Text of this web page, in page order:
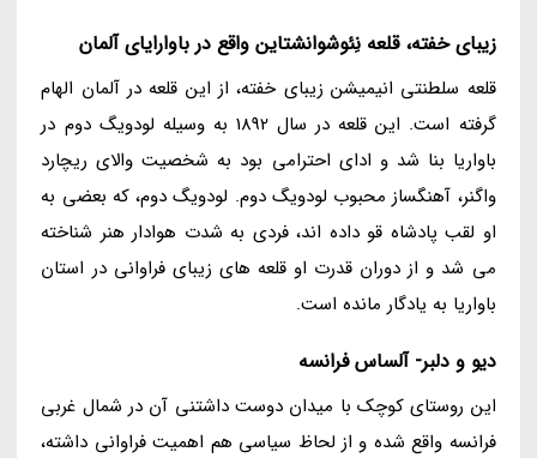
زیبای خفته، قلعه نِئوشوانشتاین واقع در باوارایای آلمان
قلعه سلطنتی انیمیشن زیبای خفته، از این قلعه در آلمان الهام
گرفته است. این قلعه در سال 1892 به وسیله لودویگ دوم در
باواریا بنا شد و ادای احترامی بود به شخصیت والای ریچارد
واگنر، آهنگساز محبوب لودویگ دوم. لودویگ دوم، که بعضی به
او لقب پادشاه قو داده اند، فردی به شدت هوادار هنر شناخته
می شد و از دوران قدرت او قلعه های زیبای فراوانی در استان
باواریا به یادگار مانده است.
دیو و دلبر- آلساس فرانسه
این روستای کوچک با میدان دوست داشتنی آن در شمال غربی
فرانسه واقع شده و از لحاظ سیاسی هم اهمیت فراوانی داشته،